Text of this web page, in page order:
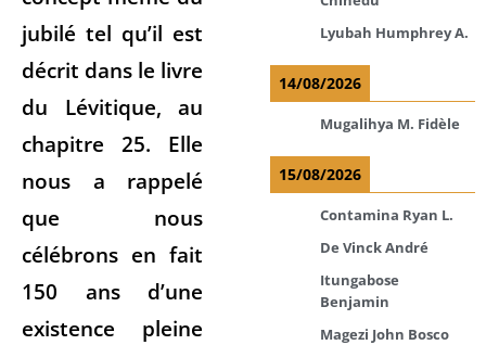
jubilé tel qu’il est
décrit dans le livre
du Lévitique, au
chapitre 25. Elle
nous a rappelé
que nous
célébrons en fait
150 ans d’une
existence pleine
Lyubah Humphrey A.
14/08/2026
Mugalihya M. Fidèle
15/08/2026
Contamina Ryan L.
De Vinck André
Itungabose
Benjamin
Magezi John Bosco